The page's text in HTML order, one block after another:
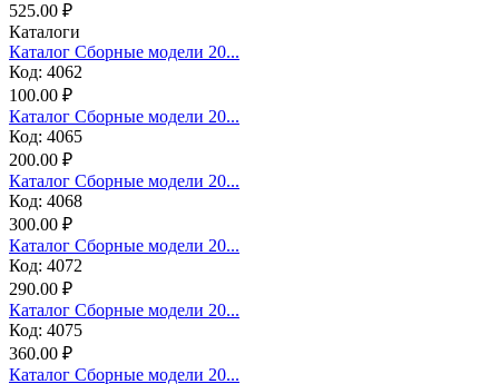
525.00 ₽
Каталоги
Каталог Сборные модели 20...
Код: 4062
100.00 ₽
Каталог Сборные модели 20...
Код: 4065
200.00 ₽
Каталог Сборные модели 20...
Код: 4068
300.00 ₽
Каталог Сборные модели 20...
Код: 4072
290.00 ₽
Каталог Сборные модели 20...
Код: 4075
360.00 ₽
Каталог Сборные модели 20...